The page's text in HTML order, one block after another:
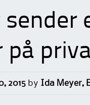
sender
på
2015 by Ida Meyer,